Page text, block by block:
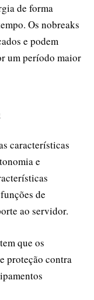
de forma
Os nobreaks
e podem
um período maior
características
e
de
ao servidor.
que os
proteção contra